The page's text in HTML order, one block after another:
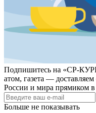
Подпишитесь на «СР-
атом, газета —
России и мира прямиком
Больше не показывать